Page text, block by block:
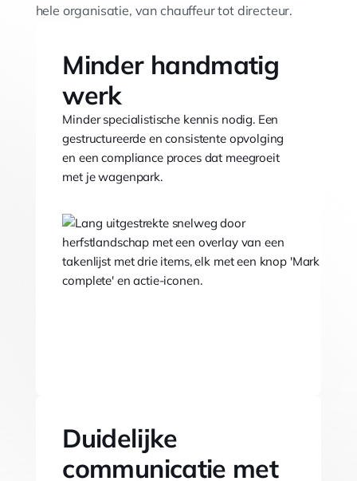
hele organisatie, van chauffeur tot directeur.
Minder handmatig
werk
Minder specialistische kennis nodig. Een
gestructureerde en consistente opvolging
en een compliance proces dat meegroeit
met je wagenpark.
Duidelijke
communicatie met